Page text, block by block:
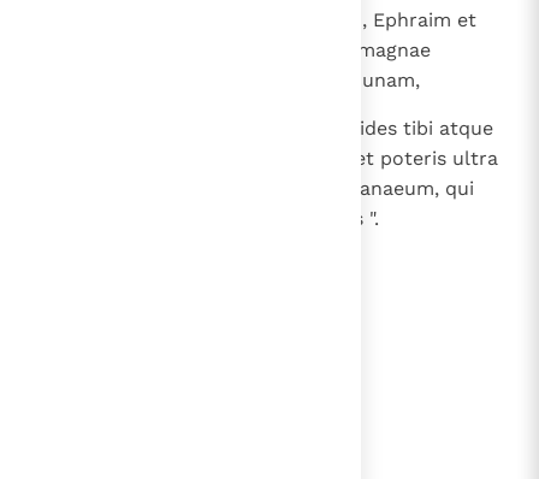
Dixitque Iosue ad domum Ioseph, Ephraim et
Manasse: "Populus multus es et magnae
fortitudinis; non habebis sortem unam,
sed transibis ad montem et succides tibi atque
purgabis ad habitandum spatia; et poteris ultra
procedere cum subverteris Chananaeum, qui
ferreos habet currus et est fortis ".